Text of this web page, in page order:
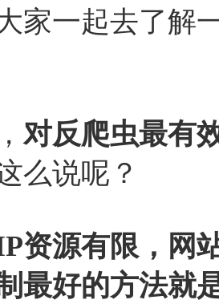
家一起去了解
对反爬虫最有
么说呢？
资源有限，网
最好的方法就